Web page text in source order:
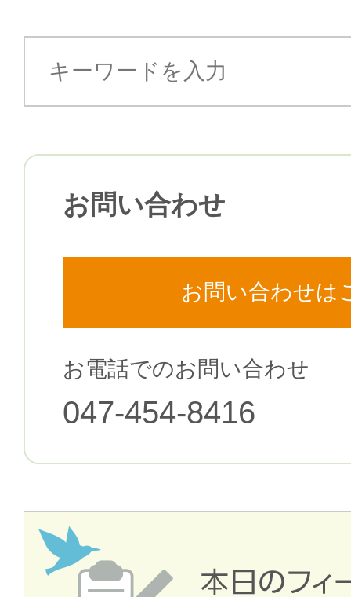
お問い合わせ
お問い合わせは
お電話でのお問い合わせ
047-454-8416